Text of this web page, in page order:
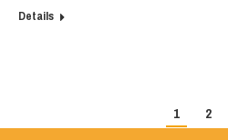
Details
1 2